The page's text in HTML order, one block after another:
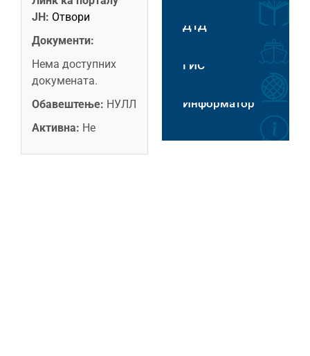
ЈН: Отвори
Документи:
Нема доступних
докумената.
Обавештење: НУЛЛ
Активна: Не
ДТД
ГИС
Информатор